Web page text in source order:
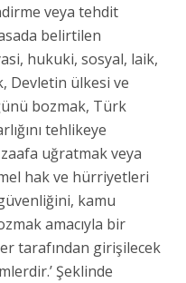
veya tehdit
belirtilen
hukuki, sosyal, laik,
Devletin ülkesi ve
bozmak, Türk
tehlikeye
uğratmak veya
hak ve hürriyetleri
kamu
amacıyla bir
tarafından girişilecek
Şeklinde